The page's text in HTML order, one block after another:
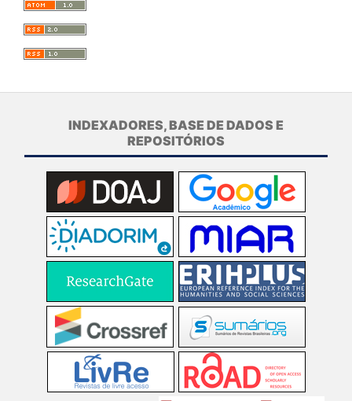
INDEXADORES, BASE DE DADOS E
REPOSITÓRIOS